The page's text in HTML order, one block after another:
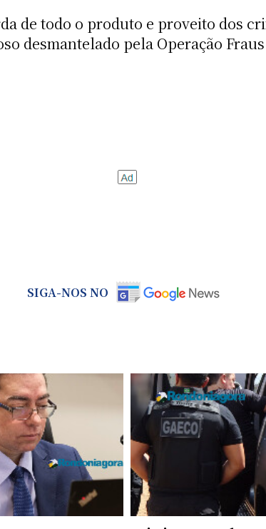
de todo o produto e proveito dos
desmantelado pela Operação Fraus
SIGA-NOS NO